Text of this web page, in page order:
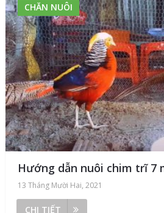
CHĂN NUÔI
Hướng dẫn nuôi chim trĩ 7
13 Tháng Mười Hai, 2021
CHI TIẾT